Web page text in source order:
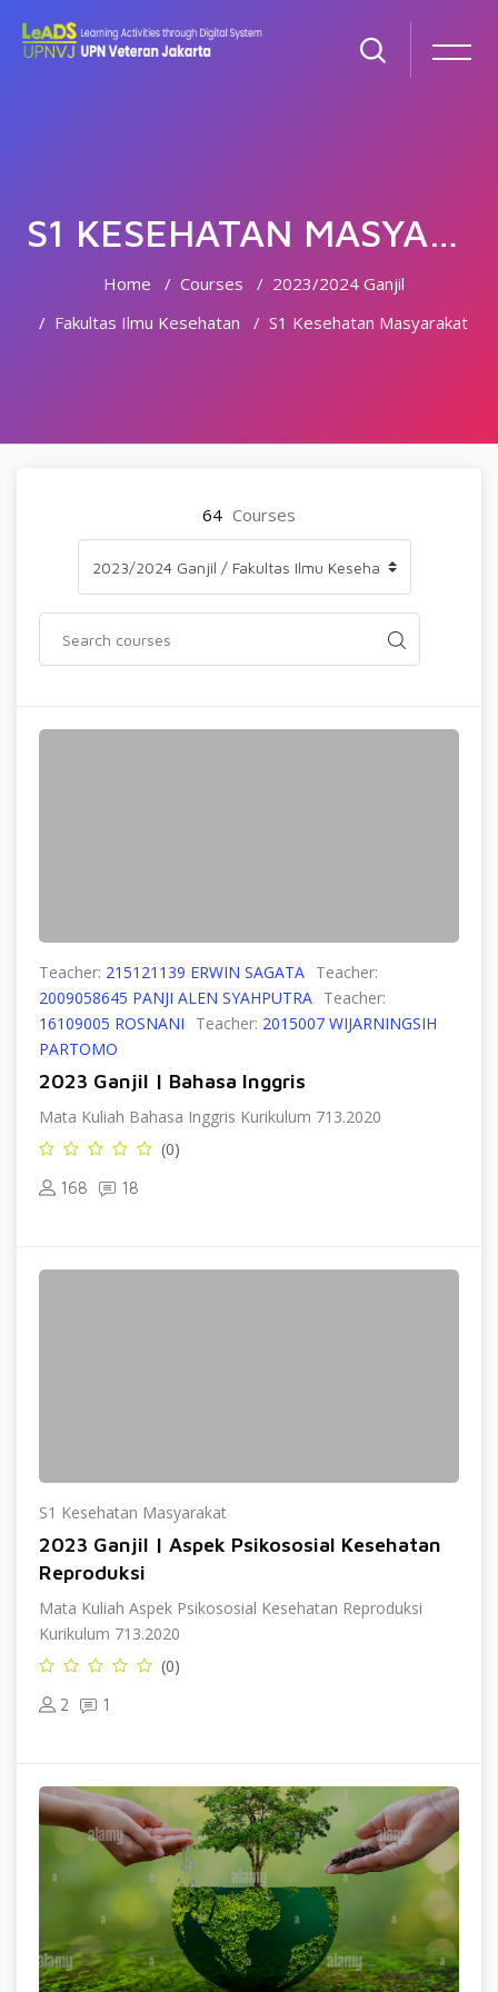
S1 KESEHATAN MASYARAKAT
Home Courses
2023/2024 Ganjil
Fakultas Ilmu Kesehatan
S1 Kesehatan Masyarakat
64 Courses
Teacher: 215121139 ERWIN SAGATA Teacher:
2009058645 PANJI ALEN SYAHPUTRA Teacher:
16109005 ROSNANI
Teacher: 2015007 WIJARNINGSIH
PARTOMO
2023 Ganjil | Bahasa Inggris
Mata Kuliah Bahasa Inggris Kurikulum 713.2020
(0)
168 18
S1 Kesehatan Masyarakat
2023 Ganjil | Aspek Psikososial Kesehatan
Reproduksi
Mata Kuliah Aspek Psikososial Kesehatan Reproduksi
Kurikulum 713.2020
(0)
2 1